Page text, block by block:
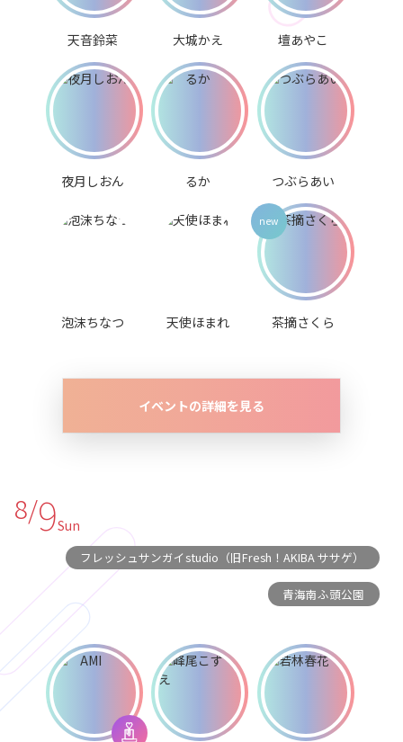
天音鈴菜 大城かえ 壇あやこ
夜月しおん るか つぶらあい
泡沫ちなつ 天使ほまれ 茶摘さくら
イベントの詳細を見る
8/9Sun
フレッシュサンガイstudio（旧Fresh！AKIBA ササゲ）
青海南ふ頭公園